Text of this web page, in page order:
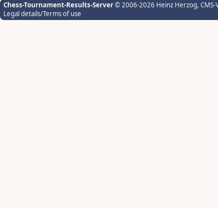
Chess-Tournament-Results-Server© 2006-2026 Heinz Herzog,
Legal details/Terms of use